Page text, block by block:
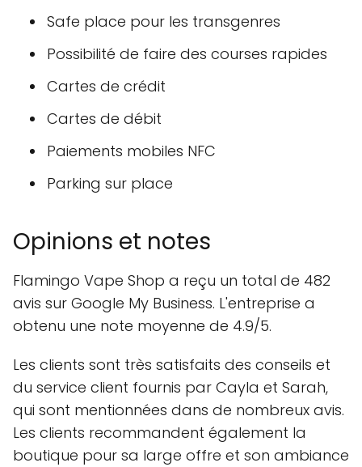
Safe place pour les transgenres
Possibilité de faire des courses rapides
Cartes de crédit
Cartes de débit
Paiements mobiles NFC
Parking sur place
Opinions et notes
Flamingo Vape Shop a reçu un total de 482
avis sur Google My Business. L'entreprise a
obtenu une note moyenne de 4.9/5.
Les clients sont très satisfaits des conseils et
du service client fournis par Cayla et Sarah,
qui sont mentionnées dans de nombreux avis.
Les clients recommandent également la
boutique pour sa large offre et son ambiance